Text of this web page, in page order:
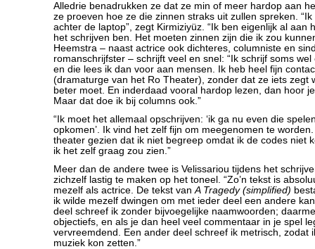
Alledrie benadrukken ze dat ze min of meer hardop aan
ze proeven hoe ze die zinnen straks uit zullen spreken.
achter de laptop”, zegt Kirmiziyüz. “Ik ben eigenlijk al aan
het schrijven ben. Het moeten zinnen zijn die ik zou
Heemstra – naast actrice ook dichteres, columniste en
romanschrijfster – schrijft veel en snel: “Ik schrijf soms
en die lees ik dan voor aan mensen. Ik heb heel fijn
(dramaturge van het Ro Theater), zonder dat ze iets zegt
beter moet. En inderdaad vooral hardop lezen, dan hoor
Maar dat doe ik bij columns ook.”
“Ik moet het allemaal opschrijven: ‘ik ga nu even die
opkomen’. Ik vind het zelf fijn om meegenomen te
theater gezien dat ik niet begreep omdat ik de codes niet
ik het zelf graag zou zien.”
Meer dan de andere twee is Velissariou tijdens het
zichzelf lastig te maken op het toneel. “Zo’n tekst is
mezelf als actrice. De tekst vanA Tragedy (simplified)
ik wilde mezelf dwingen om met ieder deel een andere
deel schreef ik zonder bijvoegelijke naamwoorden;
objectiefs, en als je dan heel veel commentaar in je spel
vervreemdend. Een ander deel schreef ik metrisch, zodat
muziek kon zetten.”